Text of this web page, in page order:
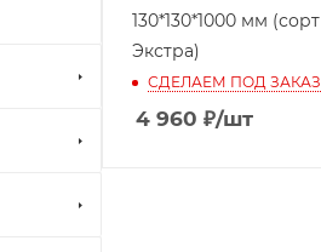
130*130*1000 мм (сорт
Экстра)
СДЕЛАЕМ ПОД ЗАКАЗ
4 960 ₽/шт